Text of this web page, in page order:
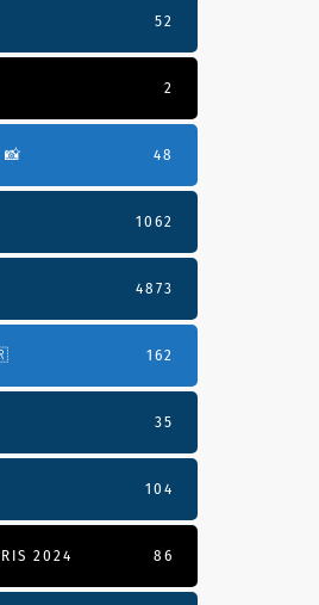
52
2
📸 48
1062
4873
162
35
104
2024 86